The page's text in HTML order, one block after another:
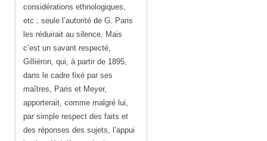
considérations ethnologiques,
etc ; seule l’autorité de G. Paris
les réduirait au silence. Mais
c’est un savant respecté,
Gilliéron, qui, à partir de 1895,
dans le cadre fixé par ses
maîtres, Paris et Meyer,
apporterait, comme malgré lui,
par simple respect des faits et
des réponses des sujets, l’appui